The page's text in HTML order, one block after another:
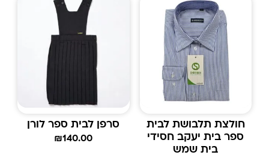
חולצת תלבושת לבית
ספר בית יעקב חסידי
בית שמש
סרפן לבית ספר לורן
₪140.00